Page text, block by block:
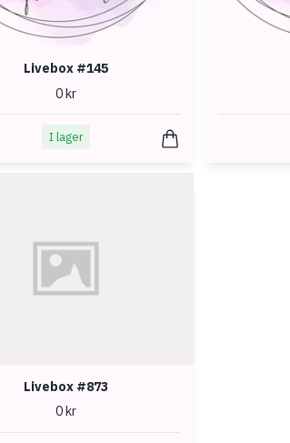
Livebox #145
0 kr
I lager
Livebox #873
0 kr